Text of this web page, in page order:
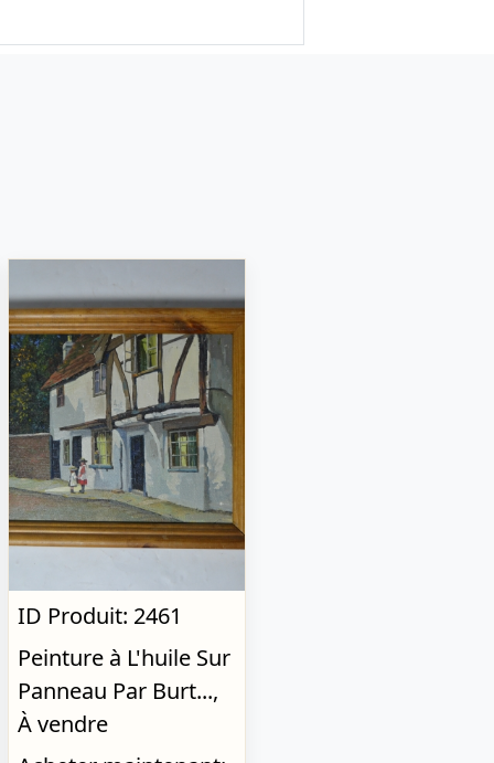
ID Produit: 2461
Peinture à L'huile Sur
Panneau Par Burt...,
À vendre